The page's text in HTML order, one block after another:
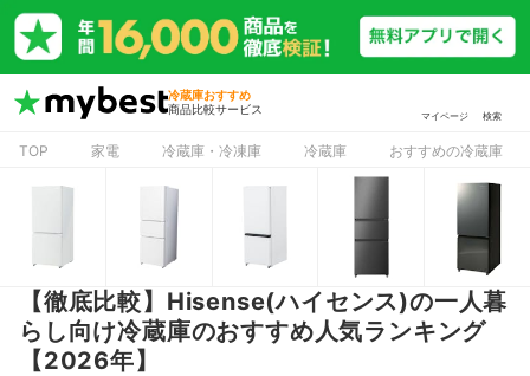
冷蔵庫おすすめ
商品比較サービス
マイページ 検索
TOP 家電 冷蔵庫・冷凍庫 冷蔵庫 おすすめの冷蔵庫
【徹底比較】Hisense(ハイセンス)の一人暮
らし向け冷蔵庫のおすすめ人気ランキング
【2026年】